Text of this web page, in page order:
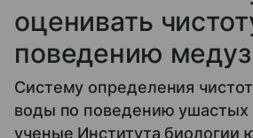
оценивать
поведению медуз
Систему определения
воды по поведению ушастых
ученые Института